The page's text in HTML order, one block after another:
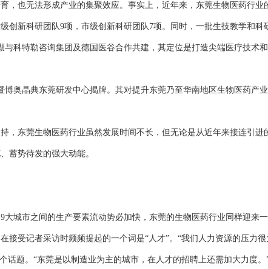
也无法形成产业的集聚效应。事实上，近年来，东莞生物医药行业
创新科研团队9项，市级创新科研团队7项。同时，一批生技教学和科
特勒咨询集团及德国医谷合作共建，其定位是打造尖端医疗技术
晶典东莞研发中心揭牌。其对提升东莞乃至华南地区生物医药产
东莞生物医药行业虽然发展时间不长，但无论是从近年来接连引进
蓄势待发的强大动能。
市之间的生产要素流动势必加快，东莞的生物医药行业同样迎来一
受记者采访时频频提起的一个词是“人才”。“我们人力资源的压力很
题。“东莞是以制造业为主的城市，在人才的招聘上还需加大力度。